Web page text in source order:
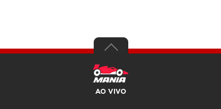
AO VIVO